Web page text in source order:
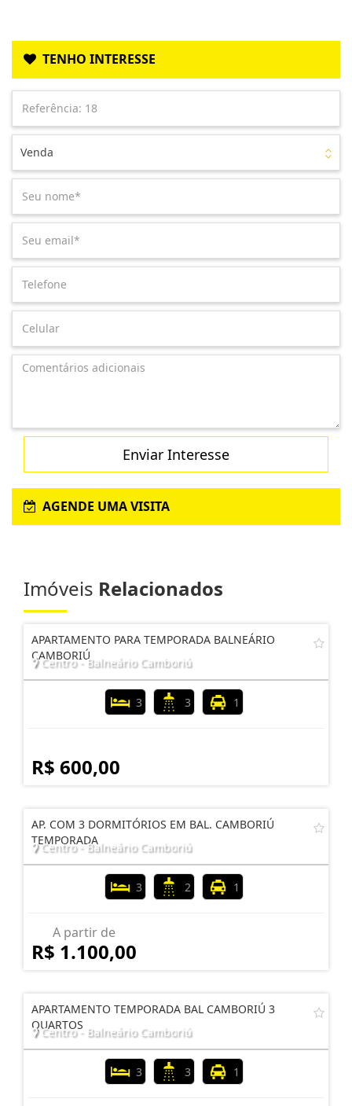
TENHO INTERESSE
Venda
Enviar Interesse
AGENDE UMA VISITA
Imóveis Relacionados
APARTAMENTO PARA TEMPORADA BALNEÁRIO
CAMBORIÚ
Centro - Balneário Camboriú
3 3 1
R$ 600,00
AP. COM 3 DORMITÓRIOS EM BAL. CAMBORIÚ
TEMPORADA
Centro - Balneário Camboriú
3 2 1
A partir de
R$ 1.100,00
APARTAMENTO TEMPORADA BAL CAMBORIÚ 3
QUARTOS
Centro - Balneário Camboriú
3 3 1